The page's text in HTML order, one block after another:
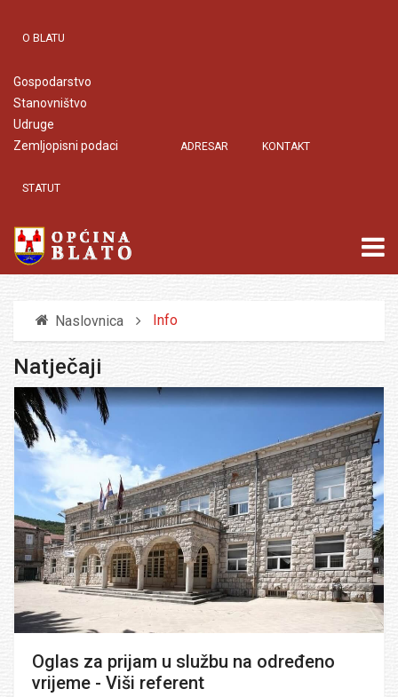
O BLATU
Gospodarstvo
Stanovništvo
Udruge
Zemljopisni podaci
ADRESAR KONTAKT
STATUT
Naslovnica Info
Natječaji
Oglas za prijam u službu na određeno
vrijeme - Viši referent